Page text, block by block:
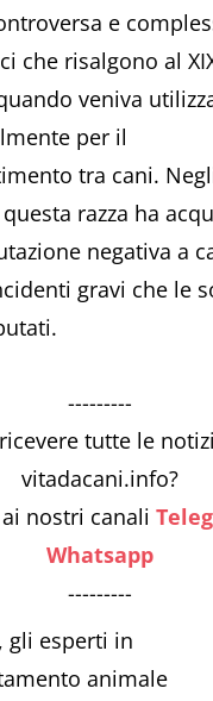
e
che risalgono al
veniva
per il
tra cani.
razza ha
negativa a
gravi che le
---------
tutte le
vitadacani.info?
nostri canali
Whatsapp
---------
gli esperti in
animale